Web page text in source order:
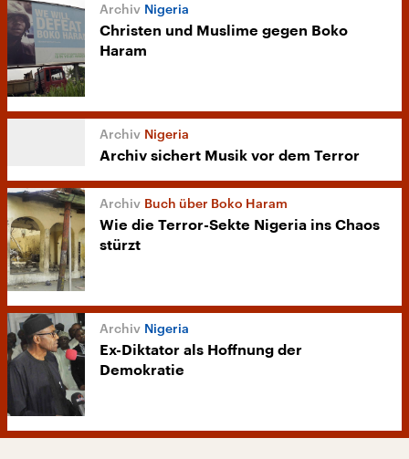
Nigeria
Christen und Muslime gegen Boko
Haram
Nigeria
Archiv sichert Musik vor dem Terror
Buch über Boko Haram
Wie die Terror-Sekte Nigeria ins Chaos
stürzt
Nigeria
Ex-Diktator als Hoffnung der
Demokratie